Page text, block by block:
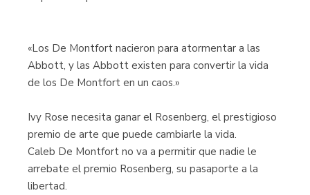
«Los De Montfort nacieron para atormentar a las
Abbott, y las Abbott existen para convertir la vida
de los De Montfort en un caos.»
Ivy Rose necesita ganar el Rosenberg, el prestigioso
premio de arte que puede cambiarle la vida.
Caleb De Montfort no va a permitir que nadie le
arrebate el premio Rosenberg, su pasaporte a la
libertad.